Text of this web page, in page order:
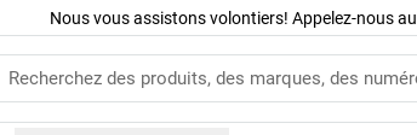
Nous vous assistons volontiers! Appelez-nous